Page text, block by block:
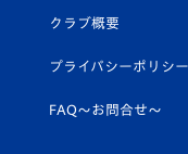
平和祈念活動
スクール
ヴィヴィくんインス
公式LINE＠
クラブ概要
プライバシーポリシー
FAQ〜お問合せ〜